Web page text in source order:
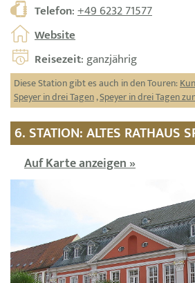
Telefon:+49 6232 71577
Website
Reisezeit: ganzjährig
Diese Station gibt es auch in den Touren:
Speyer in drei Tagen,Speyer in drei Tagen
6. STATION: ALTES RATHAUS
Auf Karte anzeigen »